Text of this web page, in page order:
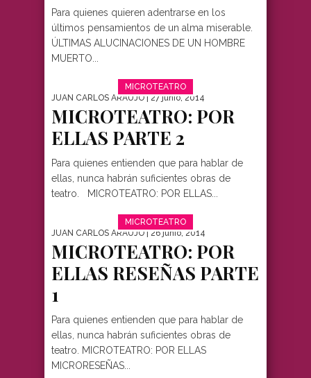
Para quienes quieren adentrarse en los
últimos pensamientos de un alma miserable.
ÚLTIMAS ALUCINACIONES DE UN HOMBRE
MUERTO...
MICROTEATRO
JUAN CARLOS ARAUJO| 27 junio, 2014
MICROTEATRO: POR
ELLAS PARTE 2
Para quienes entienden que para hablar de
ellas, nunca habrán suficientes obras de
teatro. MICROTEATRO: POR ELLAS...
MICROTEATRO
JUAN CARLOS ARAUJO| 26 junio, 2014
MICROTEATRO: POR
ELLAS RESEÑAS PARTE
1
Para quienes entienden que para hablar de
ellas, nunca habrán suficientes obras de
teatro. MICROTEATRO: POR ELLAS
MICRORESEÑAS...